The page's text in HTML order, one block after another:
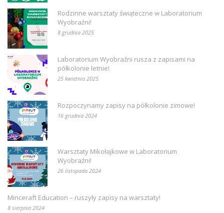
Rodzinne warsztaty świąteczne w Laboratorium
Wyobraźni!
8 grudnia 2025
Laboratorium Wyobraźni rusza z zapisami na
półkolonie letnie!
25 kwietnia 2025
Rozpoczynamy zapisy na półkolonie zimowe!
16 grudnia 2024
Warsztaty Mikołajkowe w Laboratorium
Wyobraźni!
26 listopada 2024
Minceraft Education – ruszyły zapisy na warsztaty!
8 sierpnia 2024